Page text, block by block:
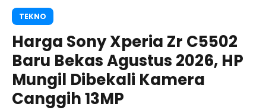
TEKNO
Harga Sony Xperia Zr C5502
Baru Bekas Agustus 2026, HP
Mungil Dibekali Kamera
Canggih 13MP